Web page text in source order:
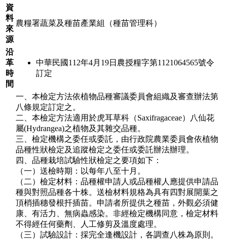
資
料
來
源
農糧署蔬菜及種苗產業組（種苗管理科）
沿
革
時
間
中華民國112年4月19日農授糧字第1121064565號令
訂定
一、本檢定方法依植物品種審議委員會組織及審查辦法第
八條規定訂定之。
二、本檢定方法適用於虎耳草科（Saxifragaceae）八仙花
屬(Hydrangea)之植物及其雜交品種。
三、檢定機構之委任或委託，由行政院農業委員會依植物
品種性狀檢定及追蹤檢定之委任或委託辦法辦理。
四、品種栽培試驗性狀檢定之要項如下：
（一）送檢時期：以每年八至十月。
（二）檢定材料：品種權申請人或品種權人應提供申請品
種與對照品種各十株。送檢材料規格為具有四對展開葉之
頂梢插穗發根扦插苗。申請者所提供之種苗，外觀必須健
康、有活力、無病蟲感染。非經檢定機構同意，檢定材料
不得經任何藥劑、人工修剪及溫度處理。
（三）試驗設計：採完全逢機設計，各調查八株為原則。